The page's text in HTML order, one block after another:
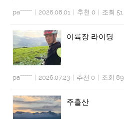
pa****** | 2026.08.01 | 추천 0 | 조회 51
이륙장 라이딩
pa****** | 2026.07.23 | 추천 0 | 조회 89
주흘산